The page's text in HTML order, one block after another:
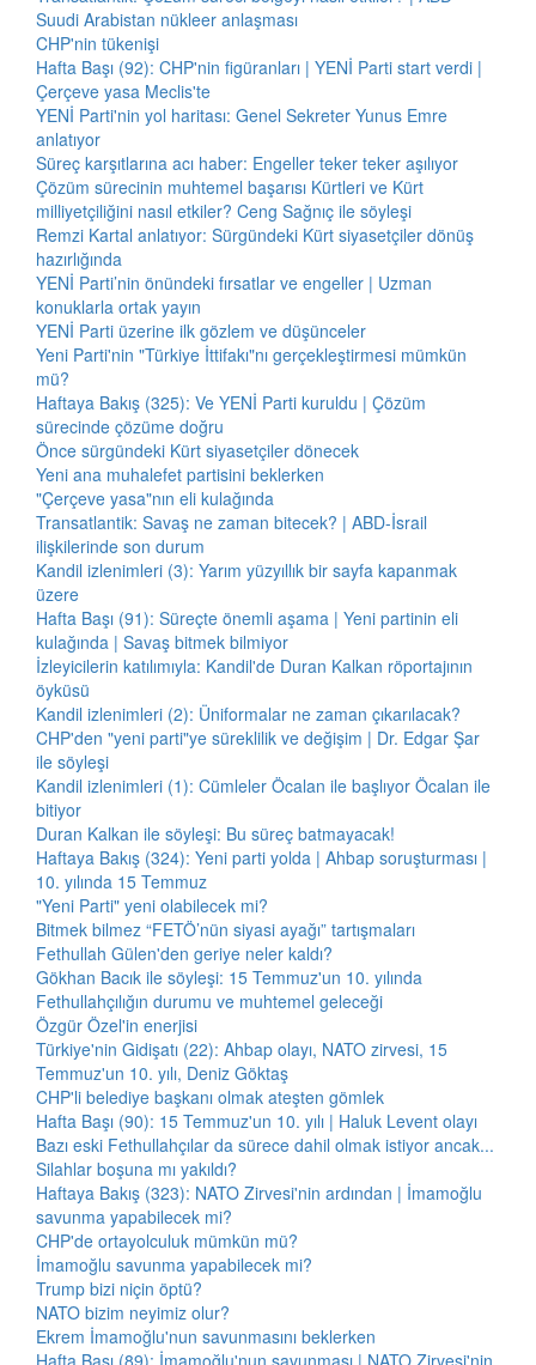
Suudi Arabistan nükleer anlaşması
CHP'nin tükenişi
Hafta Başı (92): CHP'nin figüranları | YENİ Parti start verdi |
Çerçeve yasa Meclis'te
YENİ Parti'nin yol haritası: Genel Sekreter Yunus Emre
anlatıyor
Süreç karşıtlarına acı haber: Engeller teker teker aşılıyor
Çözüm sürecinin muhtemel başarısı Kürtleri ve Kürt
milliyetçiliğini nasıl etkiler? Ceng Sağnıç ile söyleşi
Remzi Kartal anlatıyor: Sürgündeki Kürt siyasetçiler dönüş
hazırlığında
YENİ Parti’nin önündeki fırsatlar ve engeller | Uzman
konuklarla ortak yayın
YENİ Parti üzerine ilk gözlem ve düşünceler
Yeni Parti'nin "Türkiye İttifakı"nı gerçekleştirmesi mümkün
mü?
Haftaya Bakış (325): Ve YENİ Parti kuruldu | Çözüm
sürecinde çözüme doğru
Önce sürgündeki Kürt siyasetçiler dönecek
Yeni ana muhalefet partisini beklerken
"Çerçeve yasa"nın eli kulağında
Transatlantik: Savaş ne zaman bitecek? | ABD-İsrail
ilişkilerinde son durum
Kandil izlenimleri (3): Yarım yüzyıllık bir sayfa kapanmak
üzere
Hafta Başı (91): Süreçte önemli aşama | Yeni partinin eli
kulağında | Savaş bitmek bilmiyor
İzleyicilerin katılımıyla: Kandil'de Duran Kalkan röportajının
öyküsü
Kandil izlenimleri (2): Üniformalar ne zaman çıkarılacak?
CHP'den "yeni parti"ye süreklilik ve değişim | Dr. Edgar Şar
ile söyleşi
Kandil izlenimleri (1): Cümleler Öcalan ile başlıyor Öcalan ile
bitiyor
Duran Kalkan ile söyleşi: Bu süreç batmayacak!
Haftaya Bakış (324): Yeni parti yolda | Ahbap soruşturması |
10. yılında 15 Temmuz
"Yeni Parti" yeni olabilecek mi?
Bitmek bilmez “FETÖ’nün siyasi ayağı” tartışmaları
Fethullah Gülen'den geriye neler kaldı?
Gökhan Bacık ile söyleşi: 15 Temmuz'un 10. yılında
Fethullahçılığın durumu ve muhtemel geleceği
Özgür Özel'in enerjisi
Türkiye'nin Gidişatı (22): Ahbap olayı, NATO zirvesi, 15
Temmuz'un 10. yılı, Deniz Göktaş
CHP'li belediye başkanı olmak ateşten gömlek
Hafta Başı (90): 15 Temmuz'un 10. yılı | Haluk Levent olayı
Bazı eski Fethullahçılar da sürece dahil olmak istiyor ancak...
Silahlar boşuna mı yakıldı?
Haftaya Bakış (323): NATO Zirvesi'nin ardından | İmamoğlu
savunma yapabilecek mi?
CHP'de ortayolculuk mümkün mü?
İmamoğlu savunma yapabilecek mi?
Trump bizi niçin öptü?
NATO bizim neyimiz olur?
Ekrem İmamoğlu'nun savunmasını beklerken
Hafta Başı (89): İmamoğlu'nun savunması | NATO Zirvesi'nin